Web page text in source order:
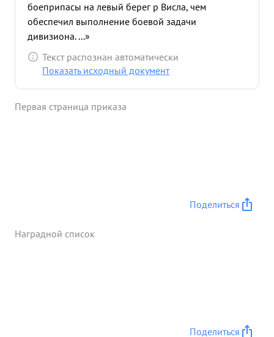
боеприпасы на левый берег р Висла, чем
обеспечил выполнение боевой задачи
дивизиона. ...»
Текст распознан автоматически
Показать исходный документ
Первая страница приказа
Поделиться
Наградной список
Поделиться